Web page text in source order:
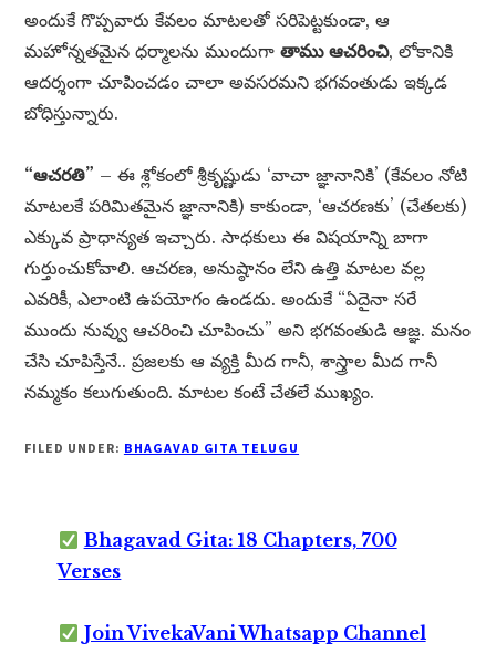
అందుకే గొప్పవారు కేవలం మాటలతో సరిపెట్టకుండా, ఆ
మహోన్నతమైన ధర్మాలను ముందుగాతాము ఆచరించి, లోకానికి
ఆదర్శంగా చూపించడం చాలా అవసరమని భగవంతుడు ఇక్కడ
బోధిస్తున్నారు.
“ఆచరతి” – ఈ శ్లోకంలో శ్రీకృష్ణుడు ‘వాచా జ్ఞానానికి’ (కేవలం నోటి
మాటలకే పరిమితమైన జ్ఞానానికి) కాకుండా, ‘ఆచరణకు’ (చేతలకు)
ఎక్కువ ప్రాధాన్యత ఇచ్చారు. సాధకులు ఈ విషయాన్ని బాగా
గుర్తుంచుకోవాలి. ఆచరణ, అనుష్ఠానం లేని ఉత్తి మాటల వల్ల
ఎవరికీ, ఎలాంటి ఉపయోగం ఉండదు. అందుకే “ఏదైనా సరే
ముందు నువ్వు ఆచరించి చూపించు” అని భగవంతుడి ఆజ్ఞ. మనం
చేసి చూపిస్తేనే.. ప్రజలకు ఆ వ్యక్తి మీద గానీ, శాస్త్రాల మీద గానీ
నమ్మకం కలుగుతుంది. మాటల కంటే చేతలే ముఖ్యం.
FILED UNDER: BHAGAVAD GITA TELUGU
Bhagavad Gita: 18 Chapters, 700
Verses
Join VivekaVani Whatsapp Channel